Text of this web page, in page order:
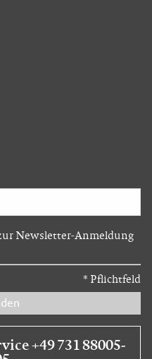
Newsletter-Anmeldung
* Pflichtfeld
+49 731 88005-